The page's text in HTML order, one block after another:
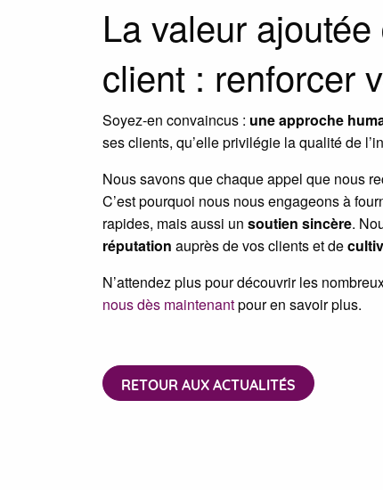
La valeur
client : renforcer
Soyez-en convaincus : une approche
ses clients, qu’elle privilégie la qualité de
Nous savons que chaque appel que nous
C’est pourquoi nous nous engageons à
rapides, mais aussi un soutien sincère.
réputation auprès de vos clients et de
N’attendez plus pour découvrir les
nous dès maintenantpour en savoir plus.
RETOUR AUX ACTUALITÉS